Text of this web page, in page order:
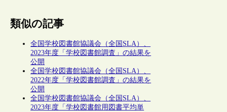
類似の記事
全国学校図書館協議会（全国SLA）、
2023年度「学校図書館調査」の結果を
公開
全国学校図書館協議会（全国SLA）、
2022年度「学校図書館調査」の結果を
公開
全国学校図書館協議会（全国SLA）、
2023年度「学校図書館用図書平均単